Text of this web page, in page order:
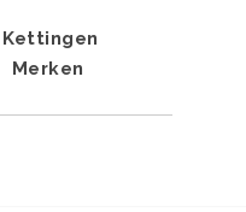
Kettingen
Merken